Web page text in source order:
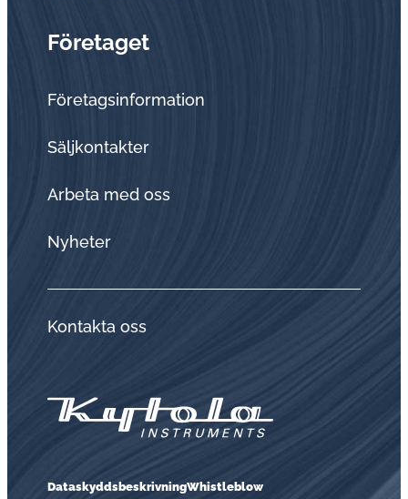
Företaget
Företagsinformation
Sälj­kon­tak­ter
Arbeta med oss
Nyheter
Kontakta oss
DataskyddsbeskrivningWhistleblow